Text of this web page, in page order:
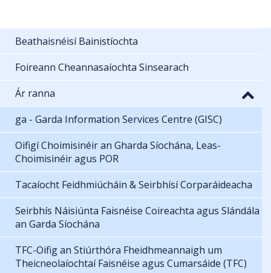
Beathaisnéisí Bainistíochta
Foireann Cheannasaíochta Sinsearach
Ár ranna
ga - Garda Information Services Centre (GISC)
Oifigí Choimisinéir an Gharda Síochána, Leas-
Choimisinéir agus POR
Tacaíocht Feidhmiúcháin & Seirbhísí Corparáideacha
Seirbhís Náisiúnta Faisnéise Coireachta agus Slándála
an Garda Síochána
TFC-Oifig an Stiúrthóra Fheidhmeannaigh um
Theicneolaíochtaí Faisnéise agus Cumarsáide (TFC)